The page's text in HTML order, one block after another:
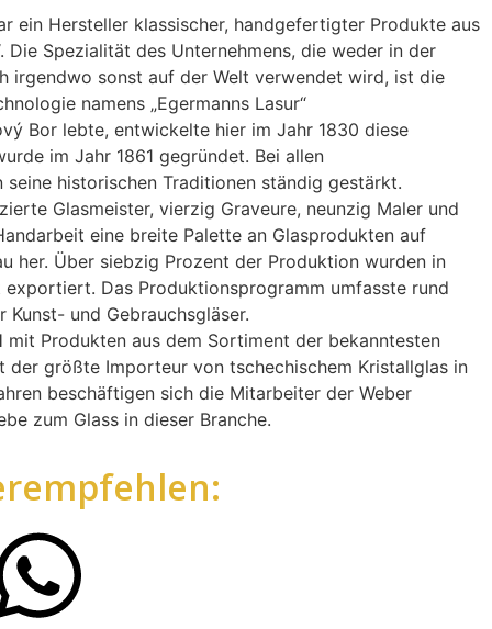
ein Hersteller klassischer, handgefertigter Produkte aus
Die Spezialität des Unternehmens, die weder in der
irgendwo sonst auf der Welt verwendet wird, ist die
namens „Egermanns Lasur“
Bor lebte, entwickelte hier im Jahr 1830 diese
im Jahr 1861 gegründet. Bei allen
seine historischen Traditionen ständig gestärkt.
Glasmeister, vierzig Graveure, neunzig Maler und
eine breite Palette an Glasprodukten auf
her. Über siebzig Prozent der Produktion wurden in
Das Produktionsprogramm umfasste rund
und Gebrauchsgläser.
mit Produkten aus dem Sortiment der bekanntesten
der größte Importeur von tschechischem Kristallglas in
beschäftigen sich die Mitarbeiter der Weber
zum Glass in dieser Branche.